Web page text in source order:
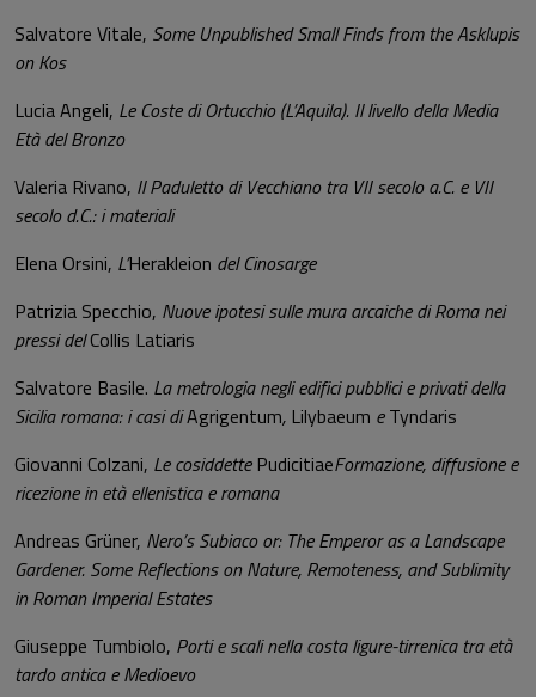
Salvatore Vitale, Some Unpublished Small Finds from the Asklupis
on Kos
Lucia Angeli, Le Coste di Ortucchio (L’Aquila). Il livello della Media
Età del Bronzo
Valeria Rivano, Il Paduletto di Vecchiano tra VII secolo a.C. e VII
secolo d.C.: i materiali
Elena Orsini, L’Herakleion del Cinosarge
Patrizia Specchio, Nuove ipotesi sulle mura arcaiche di Roma nei
pressi delCollis Latiaris
Salvatore Basile. La metrologia negli edifici pubblici e privati della
Sicilia romana: i casi diAgrigentum, Lilybaeum eTyndaris
Giovanni Colzani, Le cosiddettePudicitiaeFormazione, diffusione e
ricezione in età ellenistica e romana
Andreas Grüner, Nero’s Subiaco or: The Emperor as a Landscape
Gardener. Some Reflections on Nature, Remoteness, and Sublimity
in Roman Imperial Estates
Giuseppe Tumbiolo, Porti e scali nella costa ligure-tirrenica tra età
tardo antica e Medioevo